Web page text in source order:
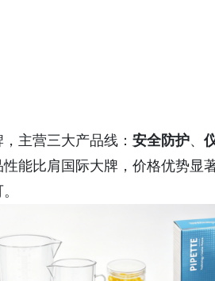
主营三大产品线： 安全防护、
能比肩国际大牌，价格优势显